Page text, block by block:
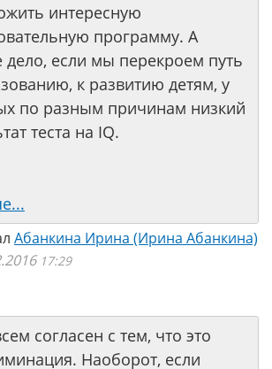
интересную
программу. А
дело, если мы перекроем путь
к развитию детям, у
по разным причинам низкий
теста на IQ.
Абанкина Ирина (Ирина Абанкина)
17:29
согласен с тем, что это
Наоборот, если